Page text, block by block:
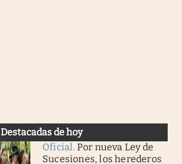
Destacadas de hoy
Oficial. Por nueva Ley de
Sucesiones, los herederos